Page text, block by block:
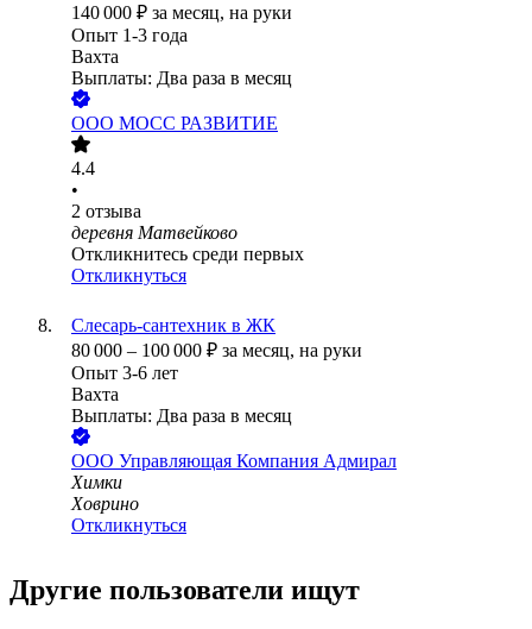
140 000 ₽ за месяц, на руки
Опыт 1-3 года
Вахта
Выплаты: Два раза в месяц
ООО МОСС РАЗВИТИЕ
4.4
•
2 отзыва
деревня Матвейково
Откликнитесь среди первых
Откликнуться
Слесарь-сантехник в ЖК
80 000 – 100 000 ₽ за месяц, на руки
Опыт 3-6 лет
Вахта
Выплаты: Два раза в месяц
ООО Управляющая Компания Адмирал
Химки
Ховрино
Откликнуться
Другие пользователи ищут